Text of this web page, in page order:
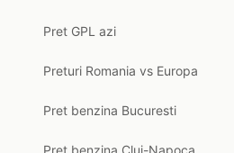
Pret GPL azi
Preturi Romania vs Europa
Pret benzina Bucuresti
Pret benzina Cluj-Napoca